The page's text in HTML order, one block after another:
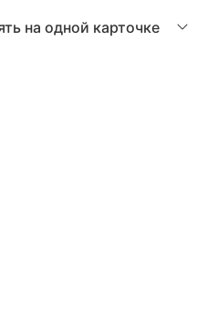
на одной карточке